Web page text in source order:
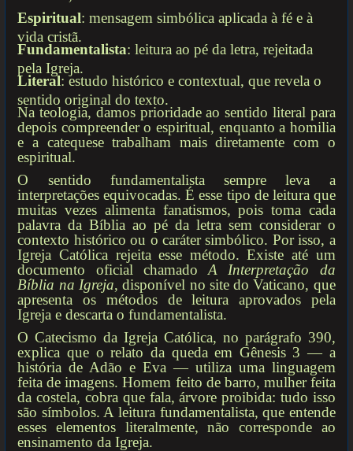
Espiritual: mensagem simbólica aplicada à fé e à
vida cristã.
Fundamentalista: leitura ao pé da letra, rejeitada
pela Igreja.
Literal: estudo histórico e contextual, que revela o
sentido original do texto.
Na teologia, damos prioridade ao sentido literal para
depois compreender o espiritual, enquanto a homilia
e a catequese trabalham mais diretamente com o
espiritual.
O sentido fundamentalista sempre leva a
interpretações equivocadas. É esse tipo de leitura que
muitas vezes alimenta fanatismos, pois toma cada
palavra da Bíblia ao pé da letra sem considerar o
contexto histórico ou o caráter simbólico. Por isso, a
Igreja Católica rejeita esse método. Existe até um
documento oficial chamadoA Interpretação da
Bíblia na Igreja, disponível no site do Vaticano, que
apresenta os métodos de leitura aprovados pela
Igreja e descarta o fundamentalista.
O Catecismo da Igreja Católica, no parágrafo 390,
explica que o relato da queda em Gênesis 3 — a
história de Adão e Eva — utiliza uma linguagem
feita de imagens. Homem feito de barro, mulher feita
da costela, cobra que fala, árvore proibida: tudo isso
são símbolos. A leitura fundamentalista, que entende
esses elementos literalmente, não corresponde ao
ensinamento da Igreja.